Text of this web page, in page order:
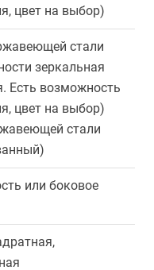
цвет на выбор)
стали
зеркальная
Есть возможность
цвет на выбор)
стали
или боковое